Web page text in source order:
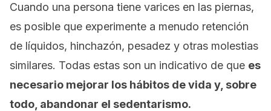
Cuando una persona tiene varices en las piernas,
es posible que experimente a menudo retención
de líquidos, hinchazón, pesadez y otras molestias
similares. Todas estas son un indicativo de que es
necesario mejorar los hábitos de vida y, sobre
todo, abandonar el sedentarismo.